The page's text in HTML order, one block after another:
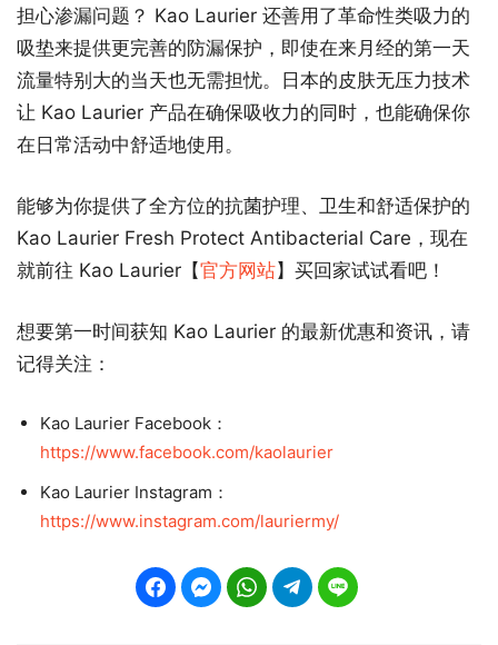
担心渗漏问题？ Kao Laurier 还善用了革命性类吸力的
吸垫来提供更完善的防漏保护，即使在来月经的第一天
流量特别大的当天也无需担忧。日本的皮肤无压力技术
让 Kao Laurier 产品在确保吸收力的同时，也能确保你
在日常活动中舒适地使用。
能够为你提供了全方位的抗菌护理、卫生和舒适保护的
Kao Laurier Fresh Protect Antibacterial Care，现在
就前往 Kao Laurier【官方网站】买回家试试看吧！
想要第一时间获知 Kao Laurier 的最新优惠和资讯，请
记得关注：
Kao Laurier Facebook：
https://www.facebook.com/kaolaurier
Kao Laurier Instagram：
https://www.instagram.com/lauriermy/